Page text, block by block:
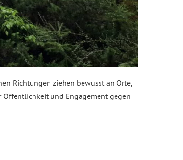
Richtungen ziehen bewusst an Orte,
Öffentlichkeit und Engagement gegen